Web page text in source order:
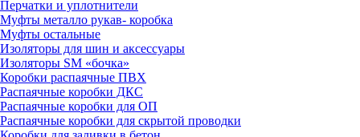
Перчатки и уплотнители
Муфты металло рукав- коробка
Муфты остальные
Изоляторы для шин и аксессуары
Изоляторы SM «бочка»
Коробки распаячные ПВХ
Распаячные коробки ДКС
Распаячные коробки для ОП
Распаячные коробки для скрытой проводки